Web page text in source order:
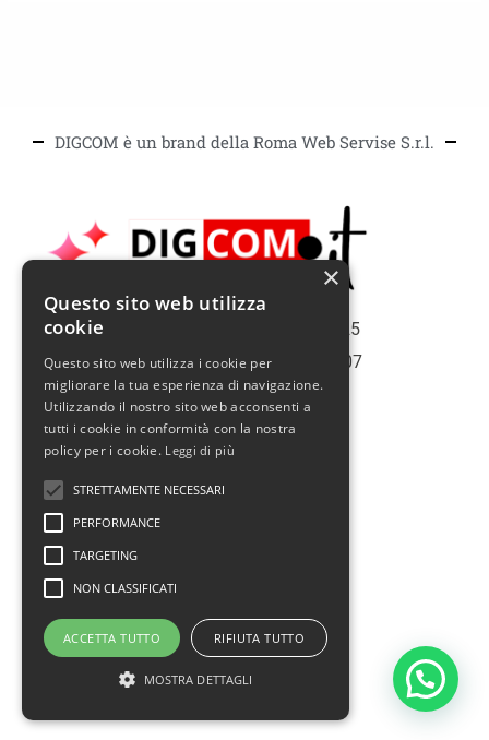
DIGCOM è un brand della Roma Web Servise S.r.l.
Copiright | Roma Web Service S.r.l. - 2025
Roma | Italy | Partita Iva N° 16075561007
Info@romawebservice.com
Telefono: 06 455 485 73
Cookie Policy
Termini e condizioni d'uso
Politica sui rimborsi
Prendi un appuntamento
c
s
T
i
Y
u
×
Questo sito web utilizza
cookie
Questo sito web utilizza i cookie per
migliorare la tua esperienza di navigazione.
Utilizzando il nostro sito web acconsenti a
tutti i cookie in conformità con la nostra
policy per i cookie. Leggi di più
STRETTAMENTE NECESSARI
PERFORMANCE
TARGETING
NON CLASSIFICATI
ACCETTA TUTTO RIFIUTA TUTTO
MOSTRA DETTAGLI